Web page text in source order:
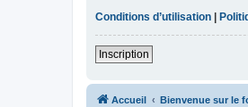
Conditions d’utilisation
Inscription
Accueil Bienvenue sur le